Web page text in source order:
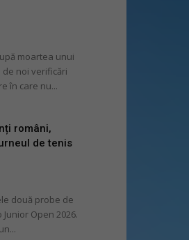
moartea unui
noi verificări
în care nu...
români,
de tenis
două probe de
Open 2026.